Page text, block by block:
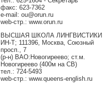
факс: 623-7362
e-mail: ou@orun.ru
web-стр.: www.orun.ru
ВЫСШАЯ ШКОЛА ЛИНГВИСТИКИ
ИН-Т; 111396, Москва, Союзный
просп., 7
(р-н) ВАО:Новогиреево; ст.м.
Новогиреево (400м на СВ)
тел.: 724-5493
web-стр.: www.queens-english.ru